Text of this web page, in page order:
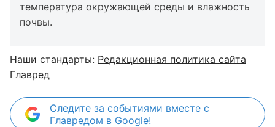
температура окружающей среды и влажность
почвы.
Наши стандарты: Редакционная политика сайта
Главред
Следите за событиями вместе с
Главредом в Google!